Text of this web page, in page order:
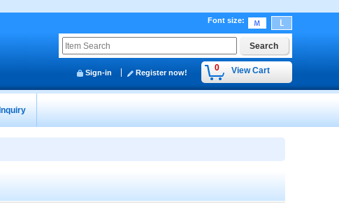
Font size:
0 View Cart
Sign-in Register now!
Inquiry